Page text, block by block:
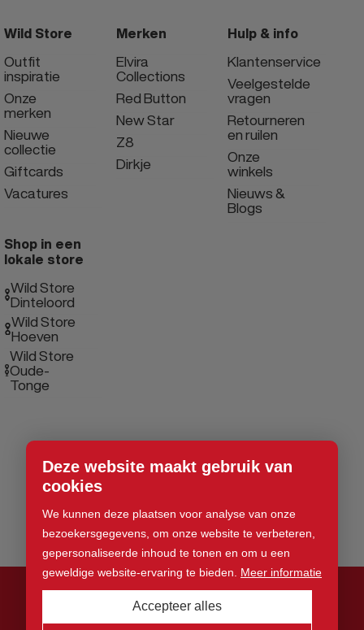
Deze website maakt gebruik van
cookies
We kunnen deze plaatsen voor analyse van onze
bezoekersgegevens, om onze website te verbeteren,
gepersonaliseerde inhoud te tonen en om u een
geweldige website-ervaring te bieden. Meer informatie
Accepteer alles
Wild Store
Outfit
inspiratie
Onze
merken
Nieuwe
collectie
Giftcards
Vacatures
Merken
Elvira
Collections
Red Button
New Star
Z8
Dirkje
Hulp & info
Klantenservice
Veelgestelde
vragen
Retourneren
en ruilen
Onze
winkels
Nieuws &
Blogs
Shop in een
lokale store
Wild Store
Dinteloord
Wild Store
Hoeven
Wild Store
Oude-
Tonge
© 2026 Wild Store. Alle rechten voorbehouden